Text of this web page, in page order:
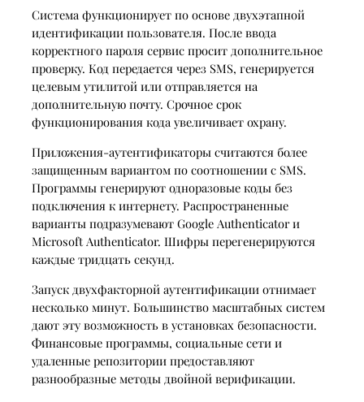
Система функционирует по основе двухэтапной
идентификации пользователя. После ввода
корректного пароля сервис просит дополнительное
проверку. Код передается через SMS, генерируется
целевым утилитой или отправляется на
дополнительную почту. Срочное срок
функционирования кода увеличивает охрану.
Приложения-аутентификаторы считаются более
защищенным вариантом по соотношении с SMS.
Программы генерируют одноразовые коды без
подключения к интернету. Распространенные
варианты подразумевают Google Authenticator и
Microsoft Authenticator. Шифры перегенерируются
каждые тридцать секунд.
Запуск двухфакторной аутентификации отнимает
несколько минут. Большинство масштабных систем
дают эту возможность в установках безопасности.
Финансовые программы, социальные сети и
удаленные репозитории предоставляют
разнообразные методы двойной верификации.